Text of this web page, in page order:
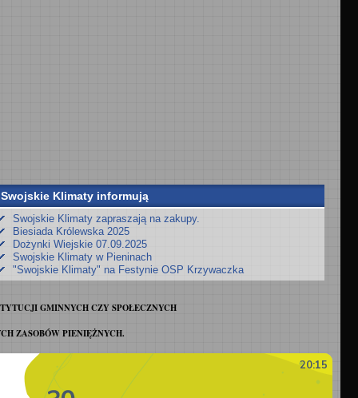
Swojskie Klimaty informują
Swojskie Klimaty zapraszają na zakupy.
Biesiada Królewska 2025
Dożynki Wiejskie 07.09.2025
Swojskie Klimaty w Pieninach
"Swojskie Klimaty" na Festynie OSP Krzywaczka
GMINNYCH CZY SPOŁECZNYCH
ZASOBÓW PIENIĘŻNYCH.